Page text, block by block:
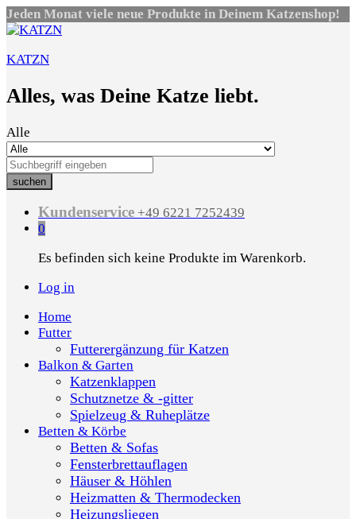
Jeden Monat viele neue Produkte in Deinem Katzenshop!
KATZN
Alles, was Deine Katze liebt.
Alle
suchen
Kundenservice +49 6221 7252439
0
Es befinden sich keine Produkte im Warenkorb.
Log in
Home
Futter
Futterergänzung für Katzen
Balkon & Garten
Katzenklappen
Schutznetze & -gitter
Spielzeug & Ruheplätze
Betten & Körbe
Betten & Sofas
Fensterbrettauflagen
Häuser & Höhlen
Heizmatten & Thermodecken
Heizungsliegen